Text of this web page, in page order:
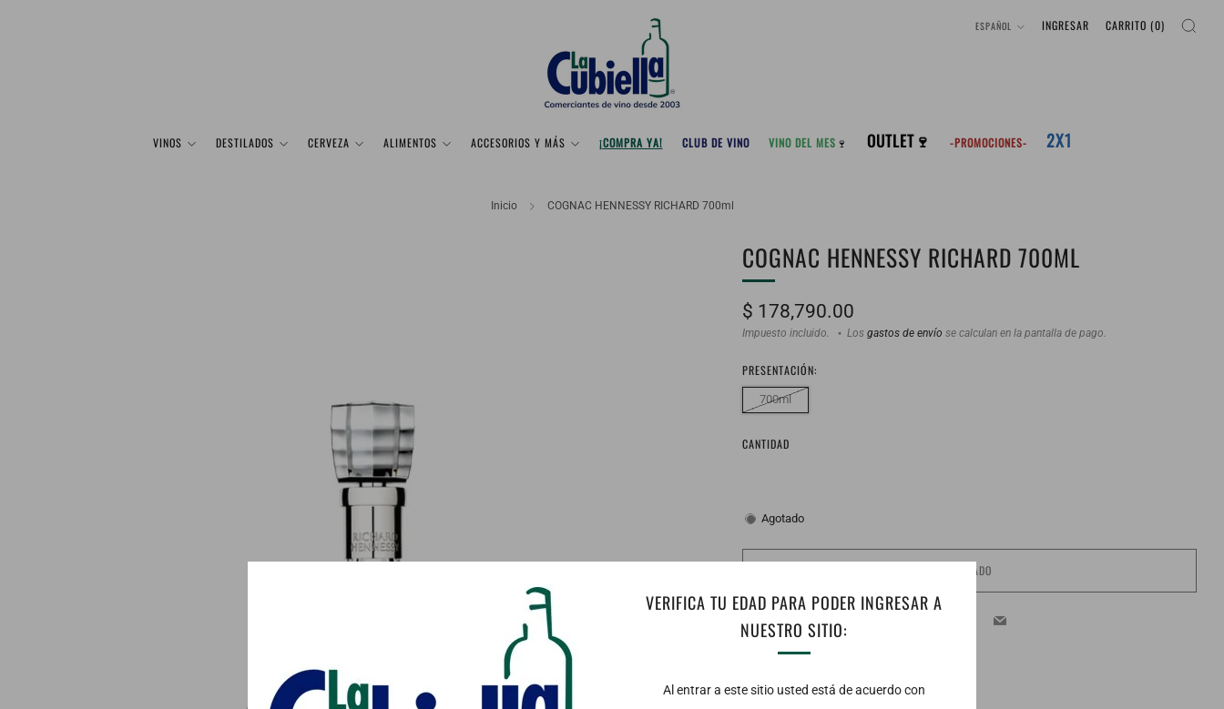
VERIFICA TU EDAD PARA PODER INGRESAR A
NUESTRO SITIO:
Al entrar a este sitio usted está de acuerdo con
VINOS DESTILADOS CERVEZA ALIMENTOS ACCESORIOS Y MÁS ¡COMPRA YA! CLUB DE VINO VINO DEL MES 🍷 OUTLET🍷 -PROMOCIONES- 2X1
IDIOMA
ESPAÑOL INGRESAR CARRITO (0)
Inicio COGNAC HENNESSY RICHARD 700ml
COGNAC HENNESSY RICHARD 700ML
Precio
habitual
$ 178,790.00
Impuesto incluido. Losgastos de envío se calculan en la pantalla de pago.
PRESENTACIÓN:
700ml
CANTIDAD
Agotado
AGOTADO
Facebook
TwitterEmail